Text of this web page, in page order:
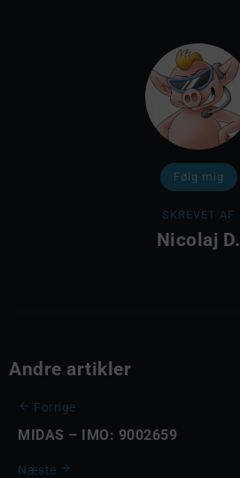
Følg mig
SKREVET AF
Nicolaj D.
Andre artikler
Forrige
MIDAS – IMO: 9002659
Næste